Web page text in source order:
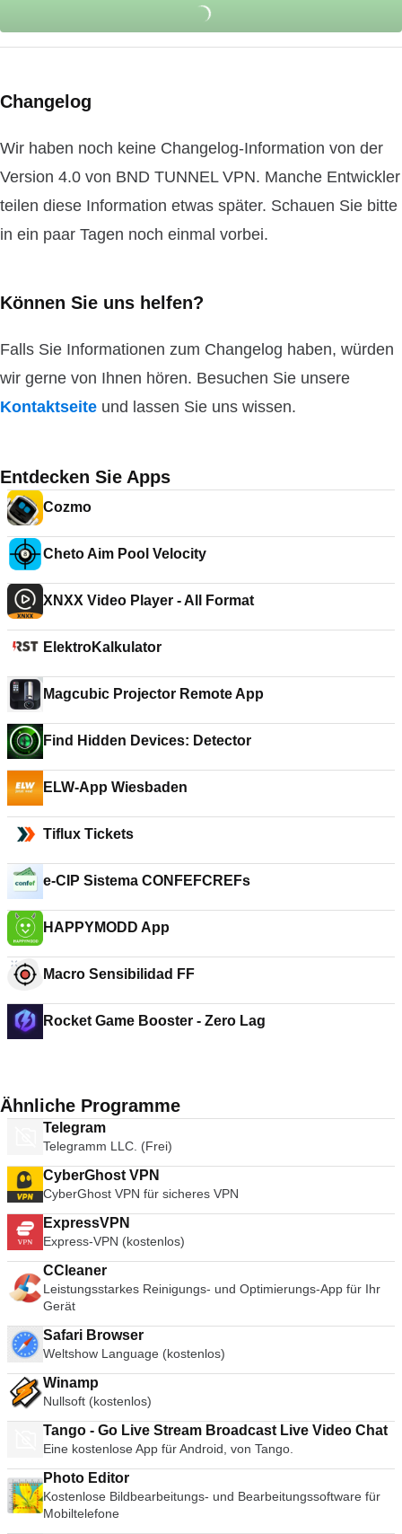
Changelog
Wir haben noch keine Changelog-Information von der
Version 4.0 von BND TUNNEL VPN. Manche Entwickler
teilen diese Information etwas später. Schauen Sie bitte
in ein paar Tagen noch einmal vorbei.
Können Sie uns helfen?
Falls Sie Informationen zum Changelog haben, würden
wir gerne von Ihnen hören. Besuchen Sie unsere
Kontaktseite und lassen Sie uns wissen.
Entdecken Sie Apps
Cozmo
Cheto Aim Pool Velocity
XNXX Video Player - All Format
ElektroKalkulator
Magcubic Projector Remote App
Find Hidden Devices: Detector
ELW-App Wiesbaden
Tiflux Tickets
e-CIP Sistema CONFEFCREFs
HAPPYMODD App
Macro Sensibilidad FF
Rocket Game Booster - Zero Lag
Ähnliche Programme
Telegram
Telegramm LLC. (Frei)
CyberGhost VPN
CyberGhost VPN für sicheres VPN
ExpressVPN
Express-VPN (kostenlos)
CCleaner
Leistungsstarkes Reinigungs- und Optimierungs-App für Ihr
Gerät
Safari Browser
Weltshow Language (kostenlos)
Winamp
Nullsoft (kostenlos)
Tango - Go Live Stream Broadcast Live Video Chat
Eine kostenlose App für Android, von Tango.
Photo Editor
Kostenlose Bildbearbeitungs- und Bearbeitungssoftware für
Mobiltelefone